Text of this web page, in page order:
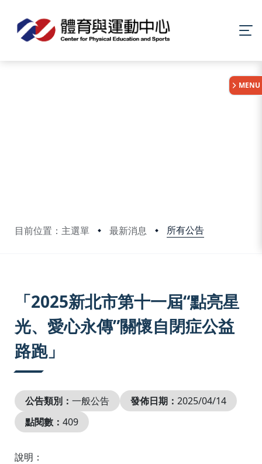
目前位置：主選單 最新消息 所有公告
MENU
「2025新北市第十一屆“點亮星
光、愛心永傳”關懷自閉症公益
路跑」
公告類別： 一般公告 發佈日期： 2025/04/14
點閱數： 409
說明：